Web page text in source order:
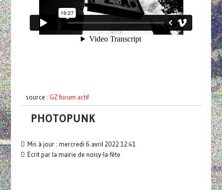
source : GZ forum actif
PHOTOPUNK
Mis à jour : mercredi 6 avril 2022 12:41
Écrit par la mairie de noisy-la-fête